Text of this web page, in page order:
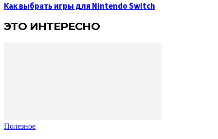
Как выбрать игры для Nintendo Switch
ЭТО ИНТЕРЕСНО
Полезное